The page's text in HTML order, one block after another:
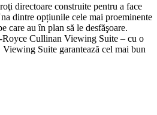
directoare construite pentru a face
dintre opțiunile cele mai proeminente
care au în plan să le desfăşoare.
Royce Cullinan Viewing Suite – cu o
Suite garantează cel mai bun